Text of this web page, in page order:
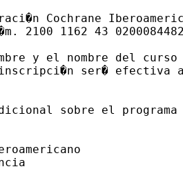
Cochrane
2100 1162 43
y el nombre del
ser� efectiva
sobre el